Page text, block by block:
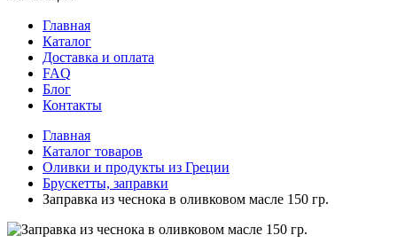
Главная
Каталог
Доставка и оплата
FAQ
Блог
Контакты
Главная
Каталог товаров
Оливки и продукты из Греции
Брускетты, заправки
Заправка из чеснока в оливковом масле 150 гр.